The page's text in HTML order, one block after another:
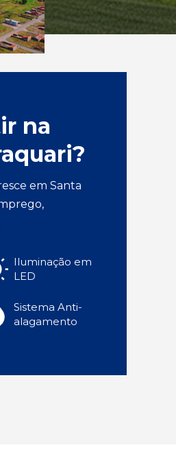
na
em Santa
Iluminação em
LED
Sistema Anti-
alagamento